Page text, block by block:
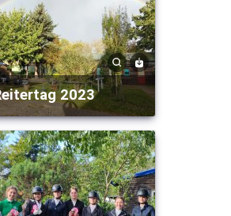
Reitertag 2023